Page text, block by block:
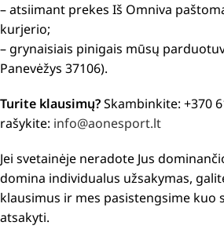
– atsiimant prekes Iš Omniva
kurjerio;
– grynaisiais pinigais mūsų
Panevėžys 37106).
Turite klausimų?Skambinkite: +370
rašykite: info@aonesport.lt
Jei svetainėje neradote Jus
domina individualus užsakymas,
klausimus ir mes pasistengsime kuo
atsakyti.